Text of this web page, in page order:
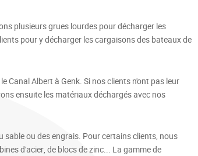
plusieurs grues lourdes pour décharger les
pour y décharger les cargaisons des bateaux de
Canal Albert à Genk. Si nos clients n'ont pas leur
ensuite les matériaux déchargés avec nos
ou des engrais. Pour certains clients, nous
d'acier, de blocs de zinc... La gamme de